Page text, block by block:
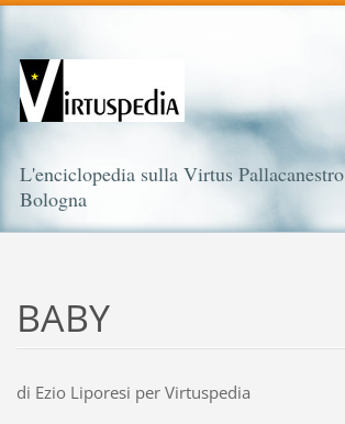
L'enciclopedia sulla Virtus Pallacanestro
Bologna
BABY
di Ezio Liporesi per Virtuspedia